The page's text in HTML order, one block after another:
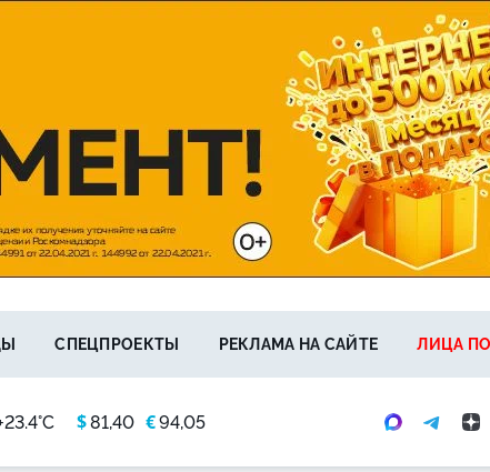
$81,40 €94,05
СПЕЦПРОЕКТЫ РЕКЛАМА НА САЙТЕ ЛИЦА